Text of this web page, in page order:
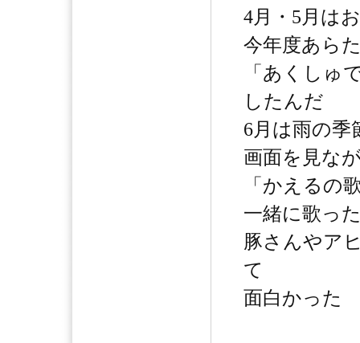
4月・5月は
今年度あら
「あくしゅ
したんだ
6月は雨の季
画面を見な
「かえるの
一緒に歌っ
豚さんやア
て
面白かった